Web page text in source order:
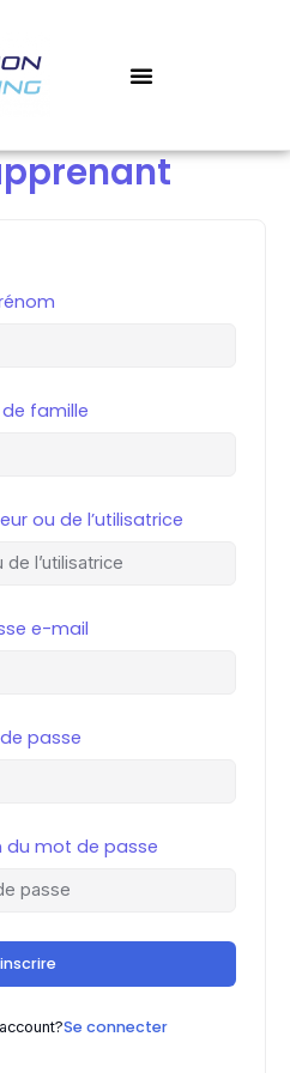
contenu
famille
ou de l’utilisatrice
e-mail
passe
du mot de passe
Se connecter